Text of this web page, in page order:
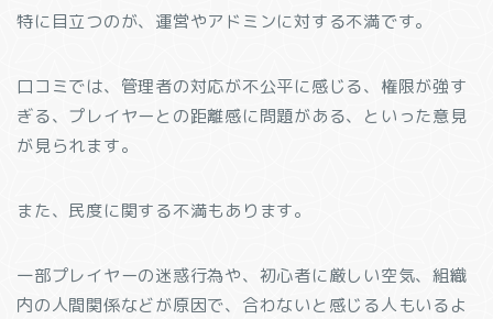
特に目立つのが、運営やアドミンに対する不満です。
口コミでは、管理者の対応が不公平に感じる、権限が強す
ぎる、プレイヤーとの距離感に問題がある、といった意見
が見られます。
また、民度に関する不満もあります。
一部プレイヤーの迷惑行為や、初心者に厳しい空気、組織
内の人間関係などが原因で、合わないと感じる人もいるよ